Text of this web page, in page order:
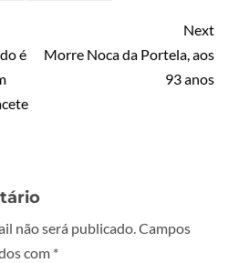
é
Next
Morre Noca da Portela, aos
93 anos
não será publicado.Campos
com *